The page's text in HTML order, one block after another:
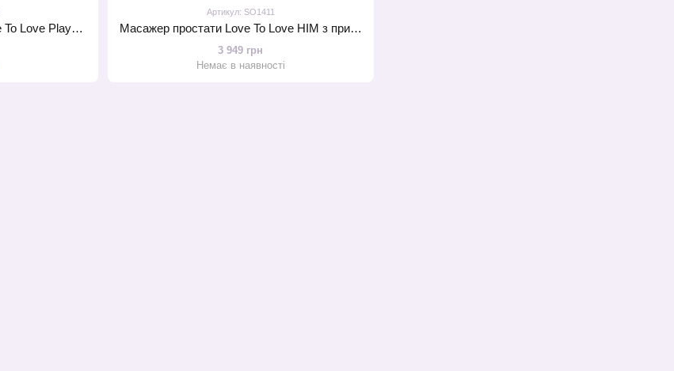
Вібромасажер простати Love To Love Player One з пультом ДК
Артикул: SO1411
Масажер простати Love To Love HIM з прицільним масажем і пультом ДК, макс діаметр 3,5 см
3 949 грн
Немає в наявності